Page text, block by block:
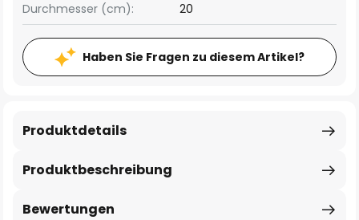
Durchmesser (cm):
20
Haben Sie Fragen zu diesem Artikel?
Produktbeschreibung
Produktdetails
Bewertungen